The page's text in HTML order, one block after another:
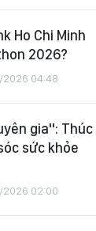
Ho Chi Minh
2026?
2026 04:48
gia": Thúc
sức khỏe
2026 02:00